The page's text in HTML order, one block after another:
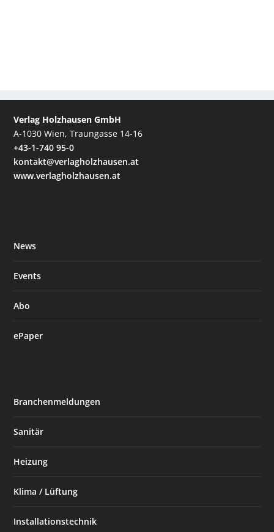
Verlag Holzhausen GmbH
A-1030 Wien, Traungasse 14-16
+43-1-740 95-0
kontakt@verlagholzhausen.at
www.verlagholzhausen.at
News
Events
Abo
ePaper
Branchenmeldungen
Sanitär
Heizung
Klima / Lüftung
Installationstechnik